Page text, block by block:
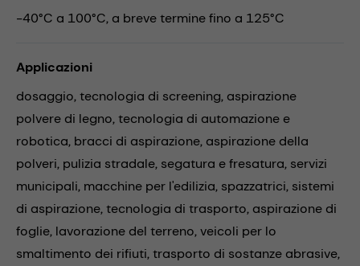
-40°C a 100°C, a breve termine fino a 125°C
Applicazioni
dosaggio,tecnologia di screening, aspirazione
polvere di legno,tecnologia di automazione e
robotica, bracci di aspirazione, aspirazione della
polveri, pulizia stradale, segatura e fresatura, servizi
municipali, macchine per l'edilizia, spazzatrici, sistemi
di aspirazione,tecnologia di trasporto, aspirazione di
foglie, lavorazione del terreno,veicoli per lo
smaltimento dei rifiuti,trasporto di sostanze abrasive,